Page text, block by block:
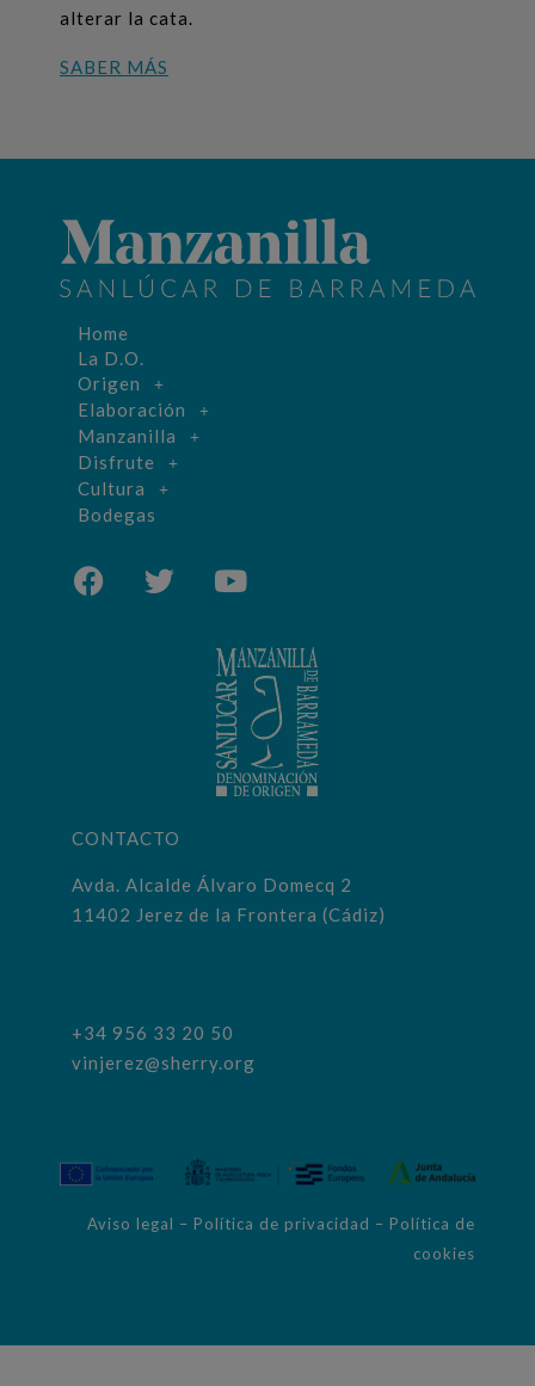
alterar la cata.
SABER MÁS
Home
La D.O.
Origen
Elaboración
Manzanilla
Disfrute
Cultura
Bodegas
CONTACTO
Avda. Alcalde Álvaro Domecq 2
11402 Jerez de la Frontera (Cádiz)
+34 956 33 20 50
vinjerez@sherry.org
Aviso legal – Política de privacidad – Política de
cookies